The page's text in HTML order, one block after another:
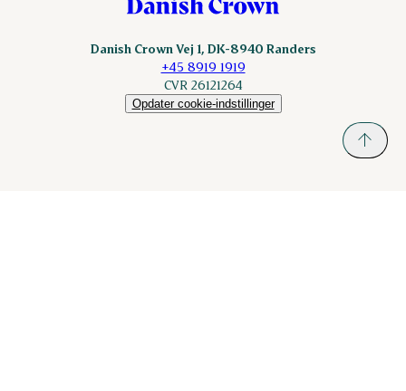
Danish Crown Vej 1, DK-8940 Randers
+45 8919 1919
CVR 26121264
Opdater cookie-indstillinger